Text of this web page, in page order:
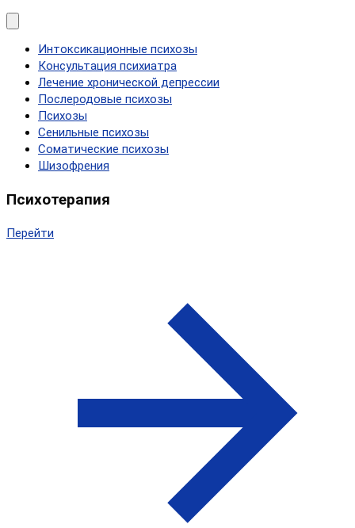
Интоксикационные психозы
Консультация психиатра
Лечение хронической депрессии
Послеродовые психозы
Психозы
Сенильные психозы
Соматические психозы
Шизофрения
Психотерапия
Перейти